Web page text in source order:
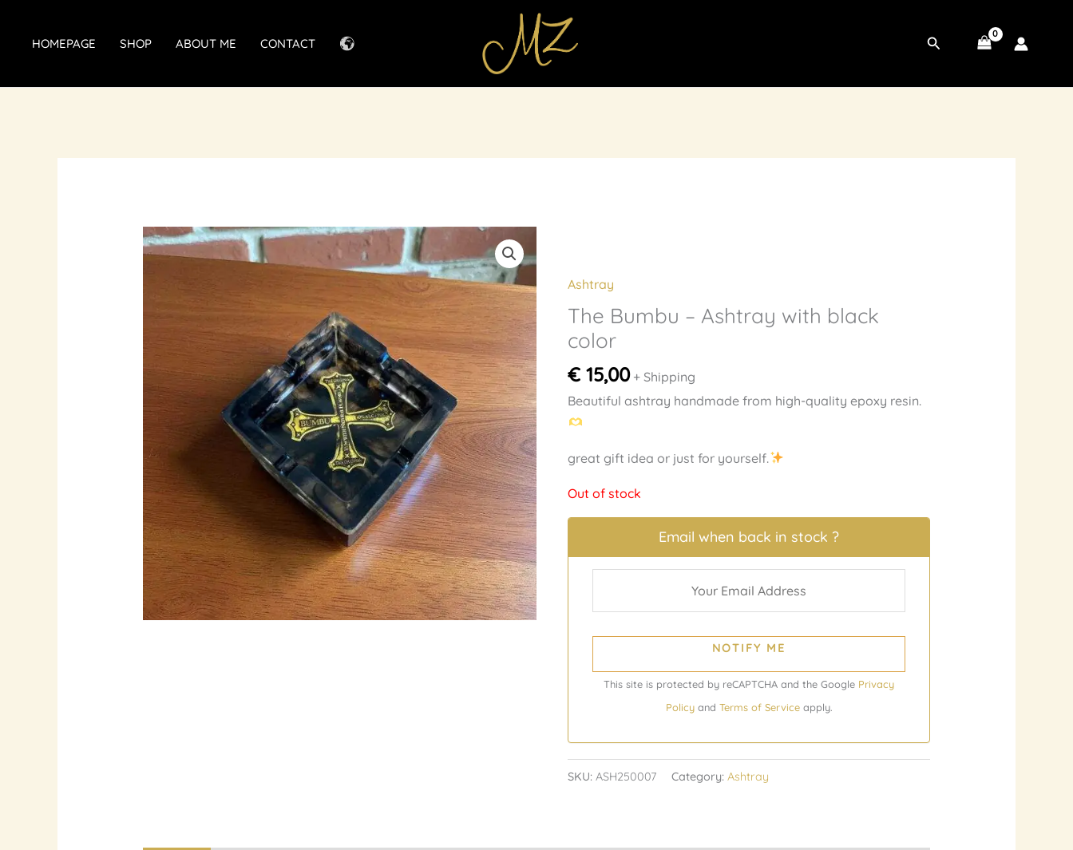
HOMEPAGE SHOP ABOUT ME CONTACT Search
Ashtray
The Bumbu – Ashtray with black
color
€ 15,00 + Shipping
Beautiful ashtray handmade from high-quality epoxy resin.
great gift idea or just for yourself.
Out of stock
Email when back in stock ?
NOTIFY ME
This site is protected by reCAPTCHA and the Google Privacy
Policy and Terms of Service apply.
SKU:ASH250007 Category:Ashtray